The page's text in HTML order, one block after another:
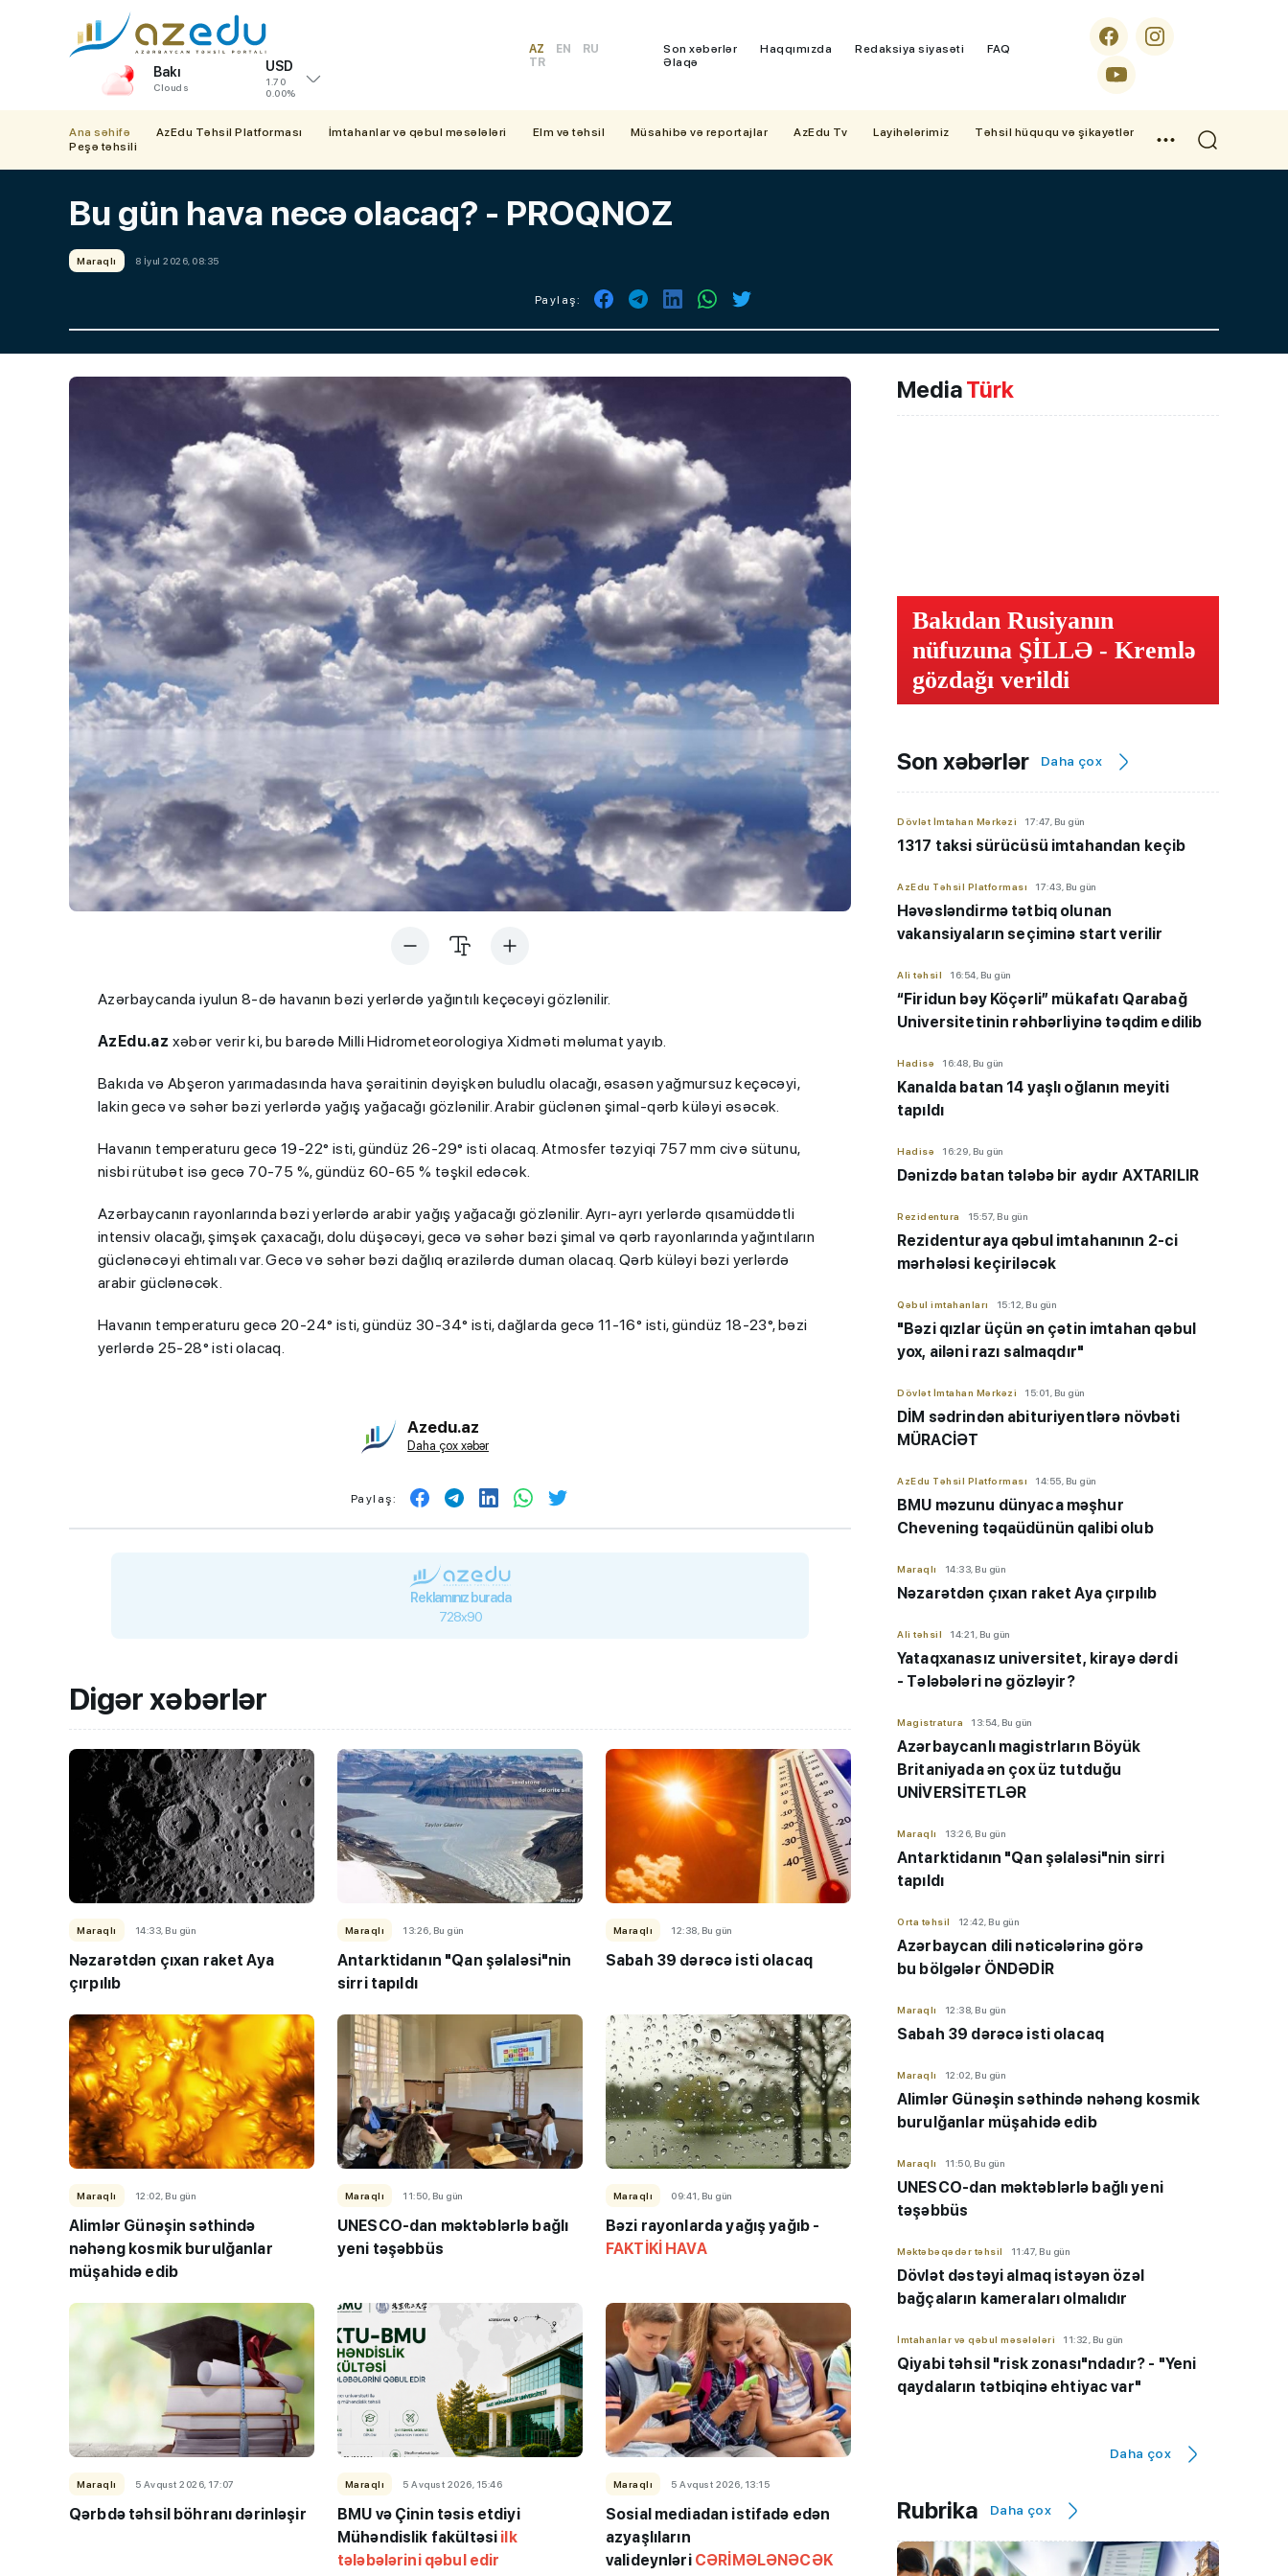
Bakı
Clouds
USD
1.70
0.00%
AZ EN
RU
TR
Son xəbərlər Haqqımızda Redaksiya siyasəti
FAQ
Əlaqə
Ana səhifə AzEdu Təhsil Platforması İmtahanlar və qəbul məsələləri Elm və təhsil Müsahibə və reportajlar AzEdu Tv Layihələrimiz
Təhsil hüququ və şikayətlər
Peşə təhsili
Bu gün hava necə olacaq? - PROQNOZ
Maraqlı 8 İyul 2026, 08:35
Paylaş:
Azərbaycanda iyulun 8-də havanın bəzi yerlərdə yağıntılı keçəcəyi gözlənilir.
AzEdu.az xəbər verir ki, bu barədə Milli Hidrometeorologiya Xidməti məlumat yayıb.
Bakıda və Abşeron yarımadasında hava şəraitinin dəyişkən buludlu olacağı, əsasən yağmursuz keçəcəyi,
lakin gecə və səhər bəzi yerlərdə yağış yağacağı gözlənilir. Arabir güclənən şimal-qərb küləyi əsəcək.
Havanın temperaturu gecə 19-22° isti, gündüz 26-29° isti olacaq. Atmosfer təzyiqi 757 mm civə sütunu,
nisbi rütubət isə gecə 70-75 %, gündüz 60-65 % təşkil edəcək.
Azərbaycanın rayonlarında bəzi yerlərdə arabir yağış yağacağı gözlənilir. Ayrı-ayrı yerlərdə qısamüddətli
intensiv olacağı, şimşək çaxacağı, dolu düşəcəyi, gecə və səhər bəzi şimal və qərb rayonlarında yağıntıların
güclənəcəyi ehtimalı var. Gecə və səhər bəzi dağlıq ərazilərdə duman olacaq. Qərb küləyi bəzi yerlərdə
arabir güclənəcək.
Havanın temperaturu gecə 20-24° isti, gündüz 30-34° isti, dağlarda gecə 11-16° isti, gündüz 18-23°, bəzi
yerlərdə 25-28° isti olacaq.
Azedu.az
Daha çox xəbər
Paylaş:
Reklamınız burada
728x90
Digər xəbərlər
Maraqlı 14:33, Bu gün
Nəzarətdən çıxan raket Aya
çırpılıb
Maraqlı 13:26, Bu gün
Antarktidanın "Qan şəlaləsi"nin
sirri tapıldı
Maraqlı 12:38, Bu gün
Sabah 39 dərəcə isti olacaq
Maraqlı 12:02, Bu gün
Alimlər Günəşin səthində
nəhəng kosmik burulğanlar
müşahidə edib
Maraqlı 11:50, Bu gün
UNESCO-dan məktəblərlə bağlı
yeni təşəbbüs
Maraqlı 09:41, Bu gün
Bəzi rayonlarda yağış yağıb -
FAKTİKİ HAVA
Maraqlı 5 Avqust 2026, 17:07
Qərbdə təhsil böhranı dərinləşir
Maraqlı 5 Avqust 2026, 15:46
BMU və Çinin təsis etdiyi
Mühəndislik fakültəsi ilk
tələbələrini qəbul edir
Maraqlı 5 Avqust 2026, 13:15
Sosial mediadan istifadə edən
azyaşlıların
valideynləri CƏRİMƏLƏNƏCƏK
MediaTürk
Bakıdan Rusiyanın
nüfuzuna ŞİLLƏ - Kremlə
gözdağı verildi
Son xəbərlər Daha çox
Dövlət İmtahan Mərkəzi 17:47, Bu gün
1317 taksi sürücüsü imtahandan keçib
AzEdu Təhsil Platforması 17:43, Bu gün
Həvəsləndirmə tətbiq olunan
vakansiyaların seçiminə start verilir
Ali təhsil 16:54, Bu gün
“Firidun bəy Köçərli” mükafatı Qarabağ
Universitetinin rəhbərliyinə təqdim edilib
Hadisə 16:48, Bu gün
Kanalda batan 14 yaşlı oğlanın meyiti
tapıldı
Hadisə 16:29, Bu gün
Dənizdə batan tələbə bir aydır AXTARILIR
Rezidentura 15:57, Bu gün
Rezidenturaya qəbul imtahanının 2-ci
mərhələsi keçiriləcək
Qəbul imtahanları 15:12, Bu gün
"Bəzi qızlar üçün ən çətin imtahan qəbul
yox, ailəni razı salmaqdır"
Dövlət İmtahan Mərkəzi 15:01, Bu gün
DİM sədrindən abituriyent ​​​​​​​lərə növbəti
MÜRACİƏT
AzEdu Təhsil Platforması 14:55, Bu gün
BMU məzunu dünyaca məşhur
Chevening təqaüdünün qalibi olub
Maraqlı 14:33, Bu gün
Nəzarətdən çıxan raket Aya çırpılıb
Ali təhsil 14:21, Bu gün
Yataqxanasız universitet, kirayə dərdi
- Tələbələri nə gözləyir?
Magistratura 13:54, Bu gün
Azərbaycanlı magistrların Böyük
Britaniyada ən çox üz tutduğu
UNİVERSİTETLƏR
Maraqlı 13:26, Bu gün
Antarktidanın "Qan şəlaləsi"nin sirri
tapıldı
Orta təhsil 12:42, Bu gün
Azərbaycan dili nəticələrinə görə
bu bölgələr ÖNDƏDİR
Maraqlı 12:38, Bu gün
Sabah 39 dərəcə isti olacaq
Maraqlı 12:02, Bu gün
Alimlər Günəşin səthində nəhəng kosmik
burulğanlar müşahidə edib
Maraqlı 11:50, Bu gün
UNESCO-dan məktəblərlə bağlı yeni
təşəbbüs
Məktəbəqədər təhsil 11:47, Bu gün
Dövlət dəstəyi almaq istəyən özəl
bağçaların kameraları olmalıdır
İmtahanlar və qəbul məsələləri 11:32, Bu gün
Qiyabi təhsil "risk zonası"ndadır? - "Yeni
qaydaların tətbiqinə ehtiyac var"
İsmayıllıda 7 yaşlı uşaq qıcolmadan ölüb
3 uşaq bağçası Təhsil İdarəsinin
tabeliyinə verildi
Daha çox
Rubrika Daha çox